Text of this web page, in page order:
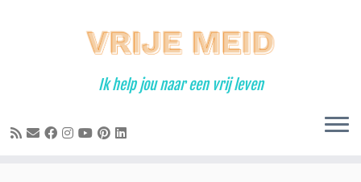
Ik help jou naar een vrij leven